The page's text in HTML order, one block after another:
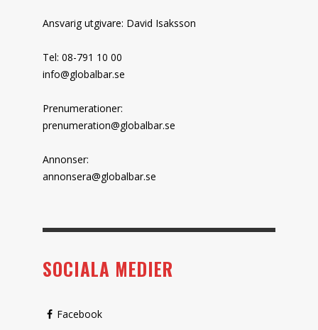
Ansvarig utgivare: David Isaksson
Tel: 08-791 10 00
info@globalbar.se
Prenumerationer:
prenumeration@globalbar.se
Annonser:
annonsera@globalbar.se
SOCIALA MEDIER
Facebook